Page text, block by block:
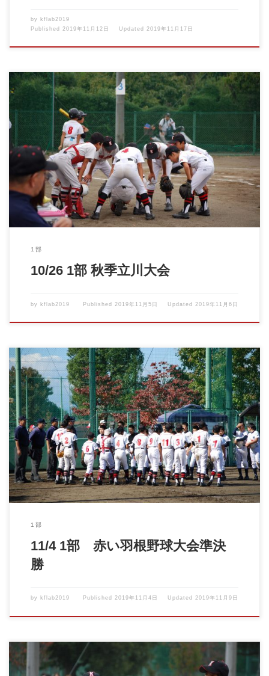
by kflab2019
Published 2019年11月12日 Updated 2019年11月17日
2019年10月26日 1部 秋季立川大会 vs立川富士見シールス 前半は
打線が […]
1部
10/26 1部 秋季立川大会
by kflab2019 Published 2019年11月5日 Updated 2019年11月6日
2019年11月4日 赤い羽根少年野球大会 VS国立ヤングスワローズ
[…]
1部
11/4 1部 赤い羽根野球大会準決
勝
by kflab2019 Published2019年11月4日 Updated2019年11月9日